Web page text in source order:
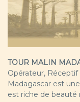
TOUR MALIN
Opérateur,
Madagascar est
est riche de beauté